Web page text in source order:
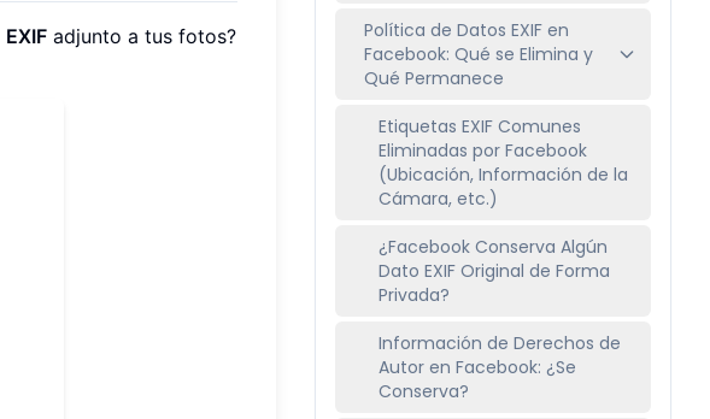
EXIF adjunto a tus fotos?
Política de Datos EXIF en
Facebook: Qué se Elimina y
Qué Permanece
Etiquetas EXIF Comunes
Eliminadas por Facebook
(Ubicación, Información de la
Cámara, etc.)
¿Facebook Conserva Algún
Dato EXIF Original de Forma
Privada?
Información de Derechos de
Autor en Facebook: ¿Se
Conserva?